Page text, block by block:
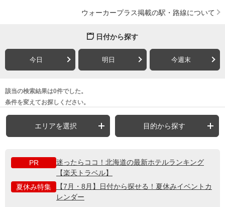
ウォーカープラス掲載の駅・路線について
日付から探す
今日 明日 今週末
該当の検索結果は0件でした。
条件を変えてお探しください。
エリアを選択 目的から探す
PR
迷ったらココ！北海道の最新ホテルランキング
【楽天トラベル】
夏休み特集
【7月・8月】日付から探せる！夏休みイベントカ
レンダー